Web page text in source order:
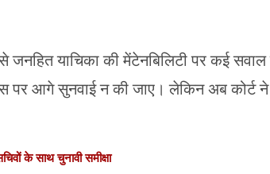
याचिका की मेंटेनबिलिटी पर कई
पर आगे सुनवाई न की जाए। लेकिन अब कोर्ट ने
के साथ चुनावी समीक्षा